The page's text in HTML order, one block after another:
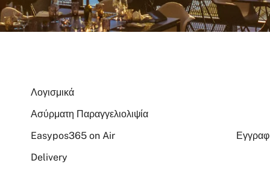
Λογισμικά
Ασύρματη Παραγγελιολιψία
Easypos365 on Air
Delivery